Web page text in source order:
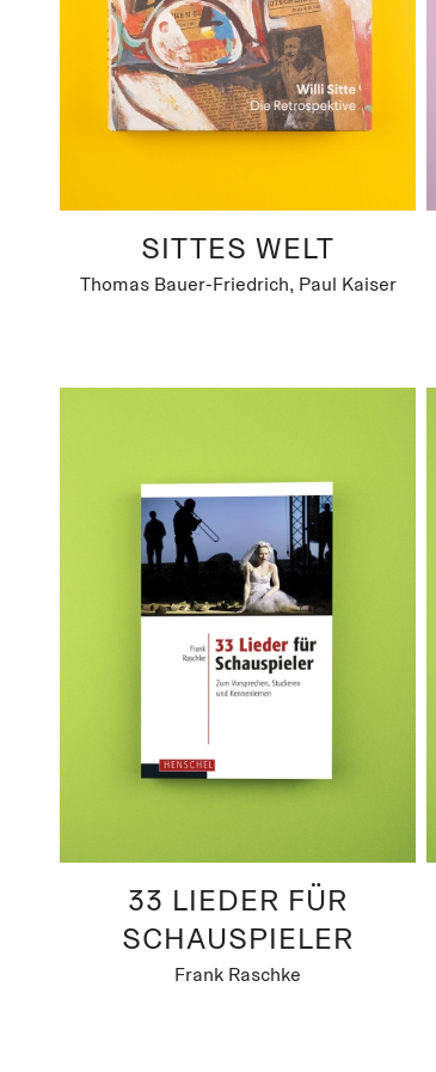
SITTES WELT
Thomas Bauer-Friedrich, Paul Kaiser
33 LIEDER FÜR
SCHAUSPIELER
Frank Raschke